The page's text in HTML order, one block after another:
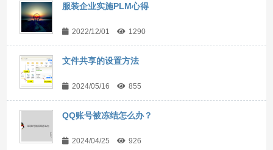
服装企业实施PLM心得
2022/12/01 1290
文件共享的设置方法
2024/05/16 855
QQ账号被冻结怎么办？
2024/04/25 926